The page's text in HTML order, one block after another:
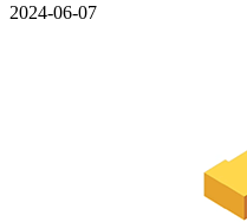
2024-06-07